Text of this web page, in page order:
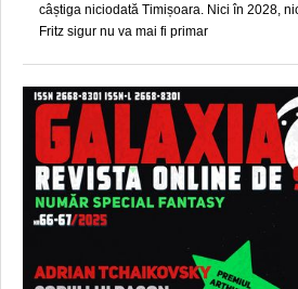
câștiga niciodată Timișoara. Nici în 2028,
Fritz sigur nu va mai fi primar